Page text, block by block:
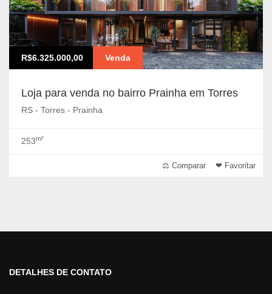
R$6.325.000,00 Venda
Loja para venda no bairro Prainha em Torres
RS - Torres - Prainha
253m²
⚖ Comparar ❤ Favoritar
DETALHES DE CONTATO